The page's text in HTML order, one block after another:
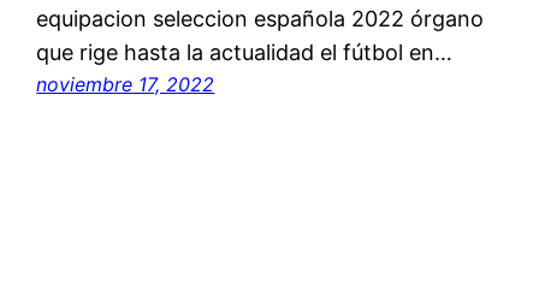
equipacion seleccion española 2022 órgano
que rige hasta la actualidad el fútbol en…
noviembre 17, 2022